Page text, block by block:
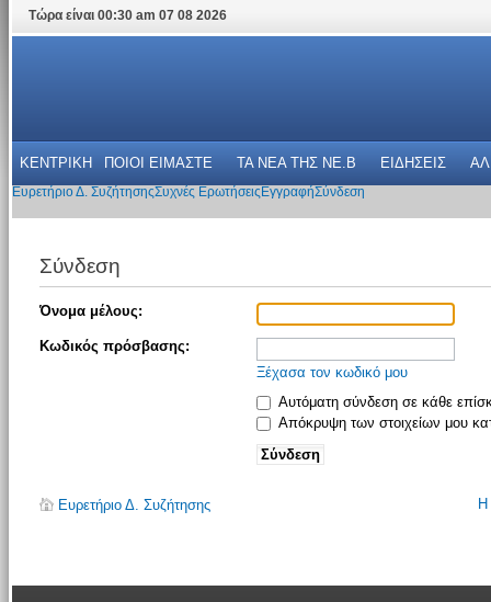
Τώρα είναι 00:30 am 07 08 2026
ΚΕΝΤΡΙΚΗ ΠΟΙΟΙ ΕΙΜΑΣΤΕ ΤΑ ΝΕΑ THΣ NE.B ΕΙΔΗΣΕΙΣ
Ευρετήριο Δ. ΣυζήτησηςΣυχνές Ερωτήσεις ΕγγραφήΣύνδεση
Σύνδεση
Όνομα μέλους:
Κωδικός πρόσβασης:
Ξέχασα τον κωδικό μου
Αυτόματη σύνδεση σε κάθε
Απόκρυψη των στοιχείων μου
Ευρετήριο Δ. Συζήτησης Η